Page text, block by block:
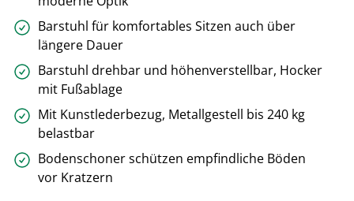
Barstuhl für komfortables Sitzen auch über
längere Dauer
Barstuhl drehbar und höhenverstellbar, Hocker
mit Fußablage
Mit Kunstlederbezug, Metallgestell bis 240 kg
belastbar
Bodenschoner schützen empfindliche Böden
vor Kratzern